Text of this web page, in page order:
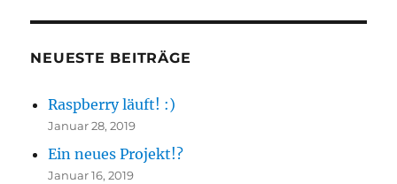
NEUESTE BEITRÄGE
Raspberry läuft! :)
Januar 28, 2019
Ein neues Projekt!?
Januar 16, 2019